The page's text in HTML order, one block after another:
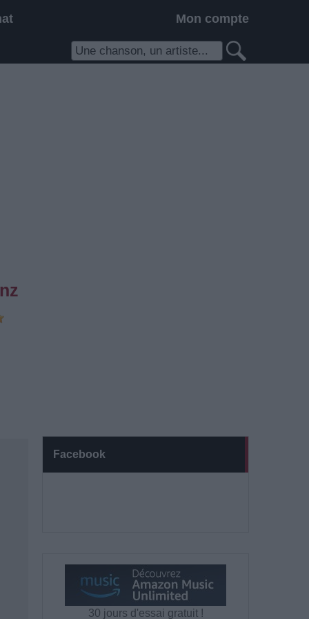
Mon compte
Facebook
30 jours d'essai gratuit !